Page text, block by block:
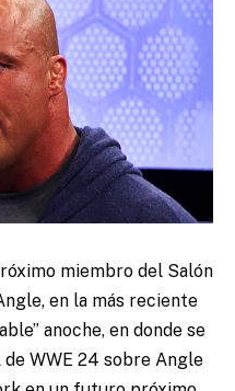
miembro del Salón
en la más reciente
anoche, en donde se
WWE 24 sobre Angle